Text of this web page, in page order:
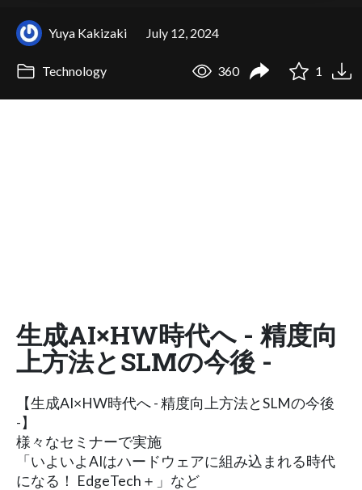
Yuya Kakizaki July 12, 2024
Technology 360 1
生成AI×HW時代へ - 精度向
上方法とSLMの今後 -
【生成AI×HW時代へ - 精度向上方法とSLMの今後
-】
様々なセミナーで実施
「いよいよAIはハードウェアに組み込まれる時代
になる！ EdgeTech＋」など